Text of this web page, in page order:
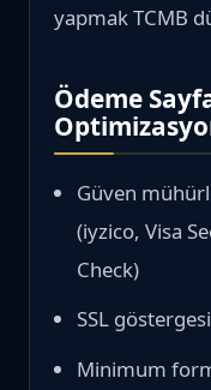
yapmak TCMB
Ödeme
Güven
(iyzico, Visa
Check)
SSL
Minimum